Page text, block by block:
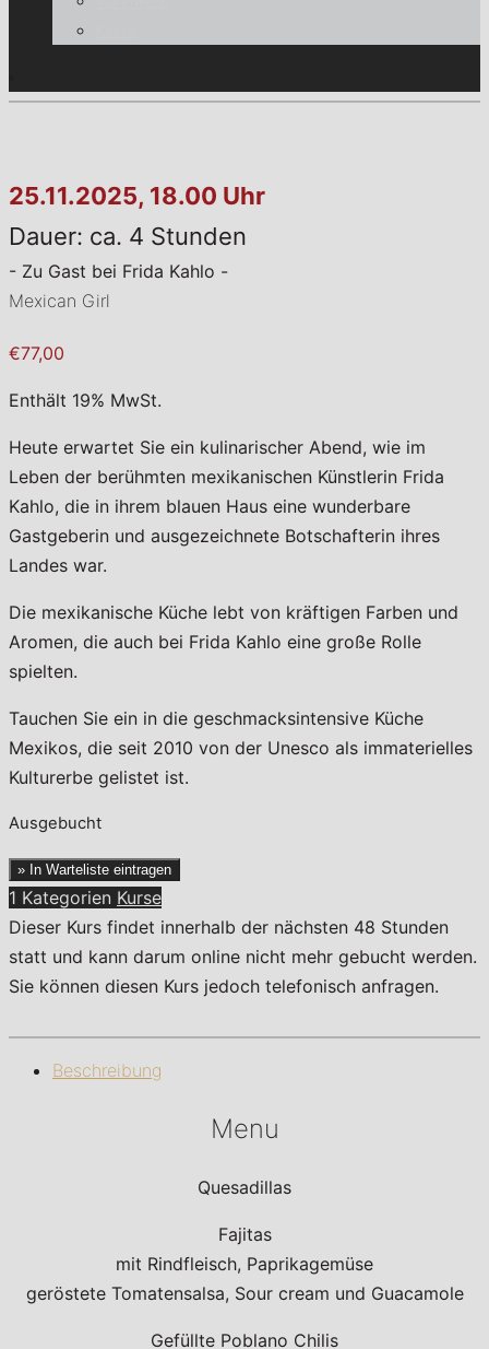
25.11.2025, 18.00 Uhr
Dauer: ca. 4 Stunden
- Zu Gast bei Frida Kahlo -
Mexican Girl
€77,00
Enthält 19% MwSt.
Heute erwartet Sie ein kulinarischer Abend, wie im
Leben der berühmten mexikanischen Künstlerin Frida
Kahlo, die in ihrem blauen Haus eine wunderbare
Gastgeberin und ausgezeichnete Botschafterin ihres
Landes war.
Die mexikanische Küche lebt von kräftigen Farben und
Aromen, die auch bei Frida Kahlo eine große Rolle
spielten.
Tauchen Sie ein in die geschmacksintensive Küche
Mexikos, die seit 2010 von der Unesco als immaterielles
Kulturerbe gelistet ist.
Ausgebucht
» In Warteliste eintragen
1 Kategorien Kurse
Dieser Kurs findet innerhalb der nächsten 48 Stunden
statt und kann darum online nicht mehr gebucht werden.
Sie können diesen Kurs jedoch telefonisch anfragen.
Beschreibung
Menu
Quesadillas
Fajitas
mit Rindfleisch, Paprikagemüse
geröstete Tomatensalsa, Sour cream und Guacamole
Gefüllte Poblano Chilis